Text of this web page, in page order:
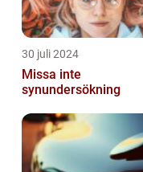
30 juli 2024
Missa inte
synundersökning